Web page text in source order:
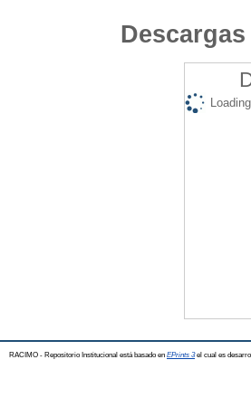
Descargas
RACIMO - Repositorio Institucional está basado en EPrints 3el cual es